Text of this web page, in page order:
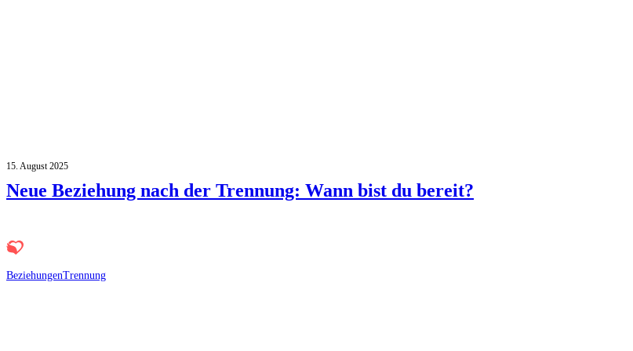
15. August 2025
Neue Beziehung nach der Trennung: Wann bist du bereit?
BeziehungenTrennung